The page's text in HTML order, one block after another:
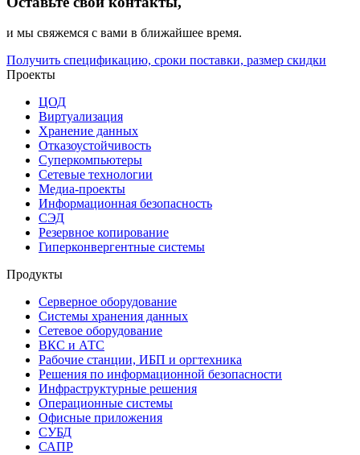
и мы свяжемся с вами в ближайшее время.
Получить спецификацию, сроки поставки, размер скидки
Проекты
ЦОД
Виртуализация
Хранение данных
Отказоустойчивость
Суперкомпьютеры
Сетевые технологии
Медиа-проекты
Информационная безопасность
СЭД
Резервное копирование
Гиперконвергентные системы
Продукты
Серверное оборудование
Системы хранения данных
Сетевое оборудование
ВКС и АТС
Рабочие станции, ИБП и оргтехника
Решения по информационной безопасности
Инфраструктурные решения
Операционные системы
Офисные приложения
СУБД
САПР